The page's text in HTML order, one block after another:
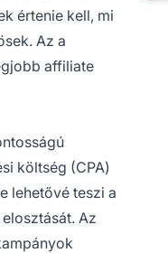
értenie kell, mi
Az a
affiliate
költség (CPA)
lehetővé teszi a
Az